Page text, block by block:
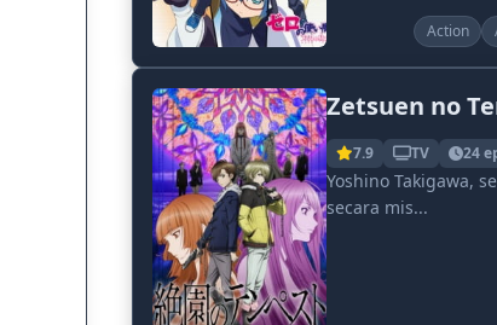
Action
Zetsuen no
7.9 TV 24
Yoshino Takigawa,
secara mis...